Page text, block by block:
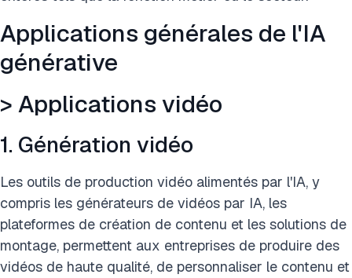
Applications générales de l'IA
générative
> Applications vidéo
1. Génération vidéo
Les outils de production vidéo alimentés par l'IA, y
compris les générateurs de vidéos par IA, les
plateformes de création de contenu et les solutions de
montage, permettent aux entreprises de produire des
vidéos de haute qualité, de personnaliser le contenu et
> Applications financières
> Applications marketing
> Applications RH
> Applications commerciales
> Applications d'audit
> Applications Recherche et Développement (R&D)